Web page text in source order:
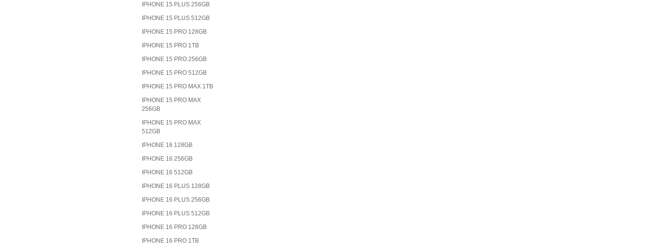
IPHONE 15 PLUS 256GB
IPHONE 15 PLUS 512GB
IPHONE 15 PRO 128GB
IPHONE 15 PRO 1TB
IPHONE 15 PRO 256GB
IPHONE 15 PRO 512GB
IPHONE 15 PRO MAX 1TB
IPHONE 15 PRO MAX
256GB
IPHONE 15 PRO MAX
512GB
IPHONE 16 128GB
IPHONE 16 256GB
IPHONE 16 512GB
IPHONE 16 PLUS 128GB
IPHONE 16 PLUS 256GB
IPHONE 16 PLUS 512GB
IPHONE 16 PRO 128GB
IPHONE 16 PRO 1TB